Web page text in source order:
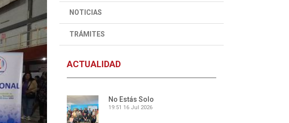
NOTICIAS
TRÁMITES
ACTUALIDAD
No Estás Solo
19:51 16 Jul 2026